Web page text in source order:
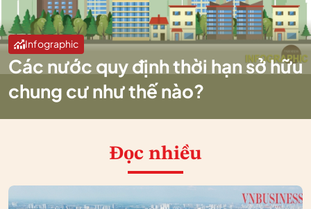
Infographic
Các nước quy định thời hạn sở hữu
chung cư như thế nào?
Đọc nhiều